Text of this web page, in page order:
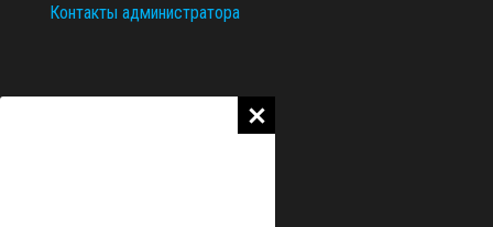
Контакты администратора